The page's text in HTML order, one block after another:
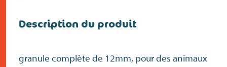
Description du produit
granule complète de 12mm, pour des animaux